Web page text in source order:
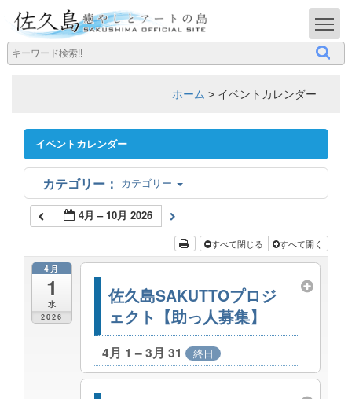
ホーム > イベントカレンダー
イベントカレンダー
カテゴリー
4月 – 10月 2026
すべて閉じる すべて開く
4月
1
水
2026
佐久島SAKUTTOプロジ
ェクト【助っ人募集】
4月 1 – 3月 31 終日